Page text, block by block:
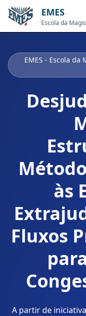
EMES
Escola da
EMES - Escola
às
Fluxos
A partir de